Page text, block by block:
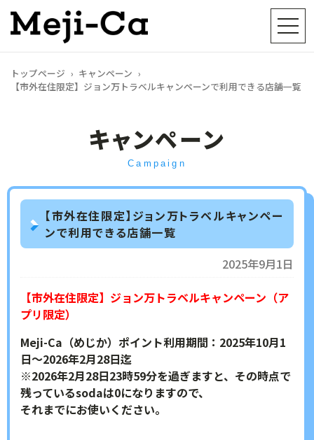
トップページ
キャンペーン
【市外在住限定】ジョン万トラベルキャンペーンで利用できる店舗一覧
キャンペーン
Campaign
【市外在住限定】ジョン万トラベルキャンペー
ンで利用できる店舗一覧
2025年9月1日
【市外在住限定】ジョン万トラベルキャンペーン（ア
プリ限定）
Meji-Ca（めじか）ポイント利用期間：2025年10月1
日～2026年2月28日迄
※2026年2月28日23時59分を過ぎますと、その時点で
残っているsodaは0になりますので、
それまでにお使いください。